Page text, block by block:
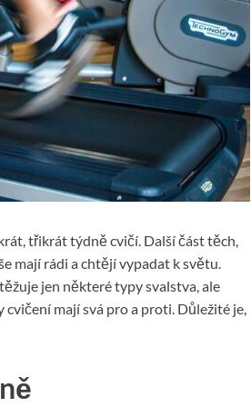
třikrát týdně cvičí. Další část těch,
mají rádi a chtějí vypadat k světu.
jen některé typy svalstva, ale
mají svá pro a proti. Důležité je,